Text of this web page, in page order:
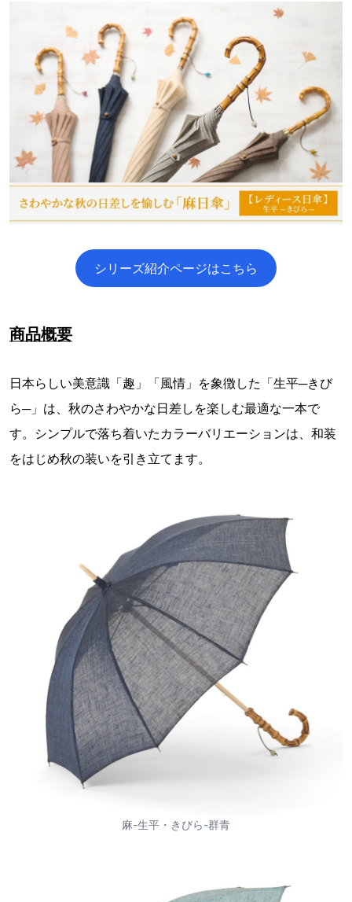
シリーズ紹介ページはこちら
商品概要
日本らしい美意識「趣」「風情」を象徴した「生平─きび
ら─」は、秋のさわやかな日差しを楽しむ最適な一本で
す。シンプルで落ち着いたカラーバリエーションは、和装
をはじめ秋の装いを引き立てます。
麻-生平・きびら-群青